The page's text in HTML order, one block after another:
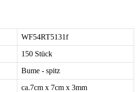
WF54RT5131f
150 Stück
Bume - spitz
ca.7cm x 7cm x 3mm